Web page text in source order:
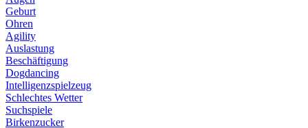
Geburt
Ohren
Agility
Auslastung
Beschäftigung
Dogdancing
Intelligenzspielzeug
Schlechtes Wetter
Suchspiele
Birkenzucker